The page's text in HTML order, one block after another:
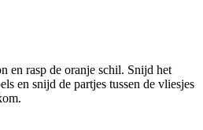
en rasp de oranje schil. Snijd het
en snijd de partjes tussen de vliesjes